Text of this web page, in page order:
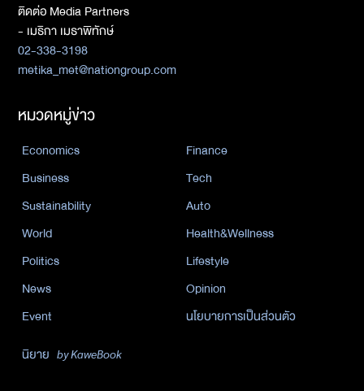
ติดต่อ Media Partners
- เมธิกา เมธาพิทักษ์
02-338-3198
metika_met@nationgroup.com
หมวดหมู่ข่าว
Economics
Finance
Business
Tech
Sustainability
Auto
World
Health&Wellness
Politics
Lifestyle
News
Opinion
Event
นโยบายการเป็นส่วนตัว
นิยาย by KaweBook